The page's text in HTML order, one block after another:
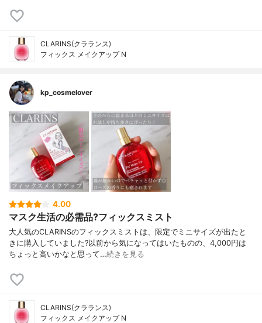
CLARINS(クラランス)
フィックス メイクアップ N
kp_cosmelover
4.00
マスク生活の必需品?フィックスミスト
大人気のCLARINSのフィックスミストは、限定でミニサイズが出たと
きに購入していました?以前から気になってはいたものの、4,000円は
ちょっと高いかなと思って…続きを見る
CLARINS(クラランス)
フィックス メイクアップ N